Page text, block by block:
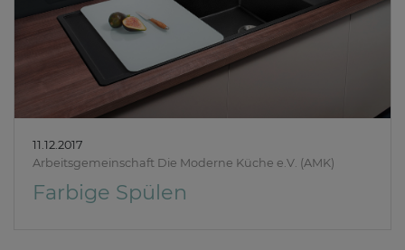
11.12.2017
Arbeitsgemeinschaft Die Moderne Küche e.V. (AMK)
Farbige Spülen